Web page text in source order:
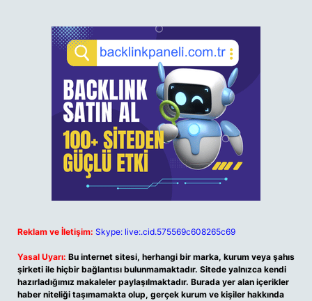
Reklam ve İletişim: Skype: live:.cid.575569c608265c69
Yasal Uyarı: Bu internet sitesi, herhangi bir marka, kurum veya şahıs
şirketi ile hiçbir bağlantısı bulunmamaktadır. Sitede yalnızca kendi
hazırladığımız makaleler paylaşılmaktadır. Burada yer alan içerikler
haber niteliği taşımamakta olup, gerçek kurum ve kişiler hakkında